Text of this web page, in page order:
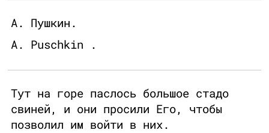
А. Пушкин.
A. Puschkin .
Тут на горе паслось большое стадо
свиней, и они просили Его, чтобы
позволил им войти в них.